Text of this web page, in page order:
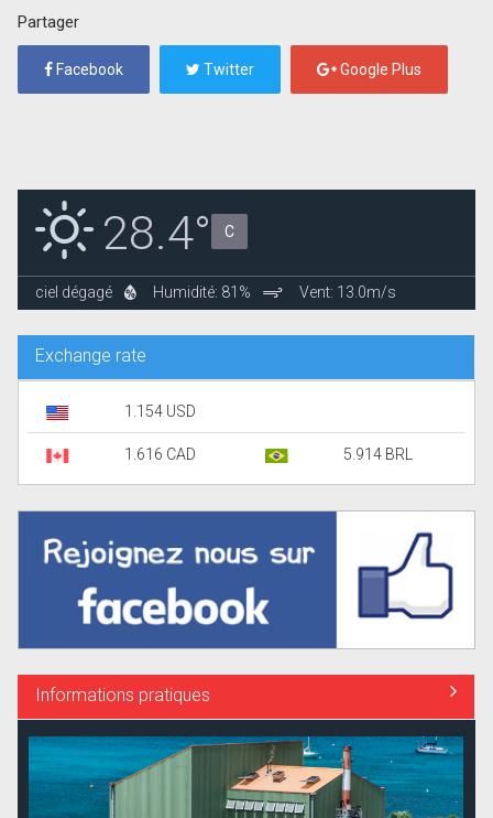
Partager
Facebook Twitter Google Plus
28.4° C
ciel dégagé Humidité: 81% Vent: 13.0m/s
Exchange rate
1.154 USD
1.616 CAD 5.914 BRL
Informations pratiques